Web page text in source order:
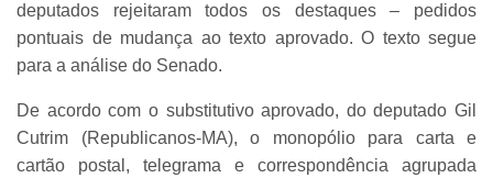
deputados rejeitaram todos os destaques – pedidos
pontuais de mudança ao texto aprovado. O texto segue
para a análise do Senado.
De acordo com o substitutivo aprovado, do deputado Gil
Cutrim (Republicanos-MA), o monopólio para carta e
cartão postal, telegrama e correspondência agrupada